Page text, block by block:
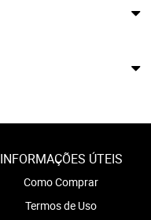
INFORMAÇÕES ÚTEIS
Como Comprar
Termos de Uso